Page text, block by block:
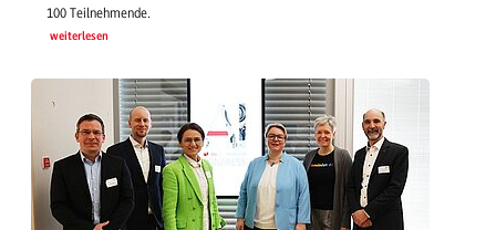
100 Teilnehmende.
weiterlesen